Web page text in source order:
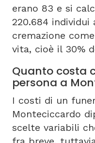
erano 83 e si
220.684
cremazione
vita, cioè il 30%
Quanto costa
persona a
I costi di un
Monteciccardo
scelte variabili